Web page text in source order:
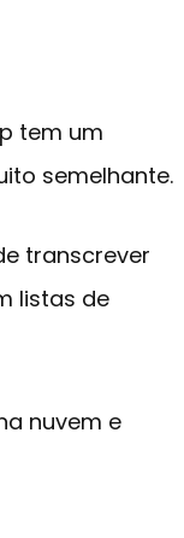
tem um
semelhante.
transcrever
listas de
nuvem e